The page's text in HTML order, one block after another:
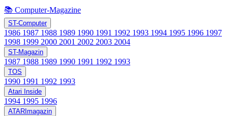
📚 Computer-Magazine
ST-Computer
1986 1987 1988 1989 1990 1991 1992 1993 1994 1995 1996 1997
1998 1999 2000 2001 2002 2003 2004
ST-Magazin
1987 1988 1989 1990 1991 1992 1993
TOS
1990 1991 1992 1993
Atari Inside
1994 1995 1996
ATARImagazin